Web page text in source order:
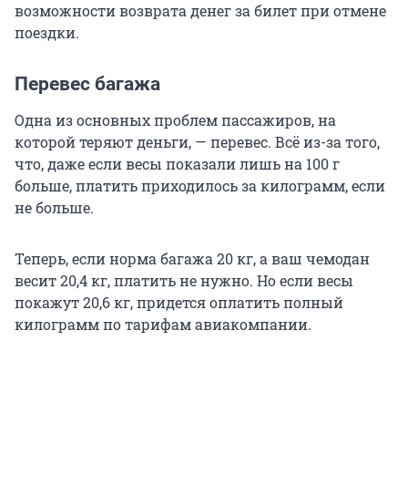
возможности возврата денег за билет при отмене
поездки.
Перевес багажа
Одна из основных проблем пассажиров, на
которой теряют деньги, — перевес. Всё из-за того,
что, даже если весы показали лишь на 100 г
больше, платить приходилось за килограмм, если
не больше.
Теперь, если норма багажа 20 кг, а ваш чемодан
весит 20,4 кг, платить не нужно. Но если весы
покажут 20,6 кг, придется оплатить полный
килограмм по тарифам авиакомпании.